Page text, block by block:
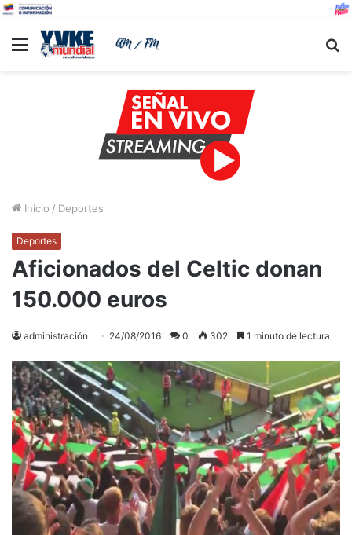
Menu
Inicio / Deportes
Deportes
Aficionados del Celtic donan
150.000 euros
administración 24/08/2016 0 302 1 minuto de lectura